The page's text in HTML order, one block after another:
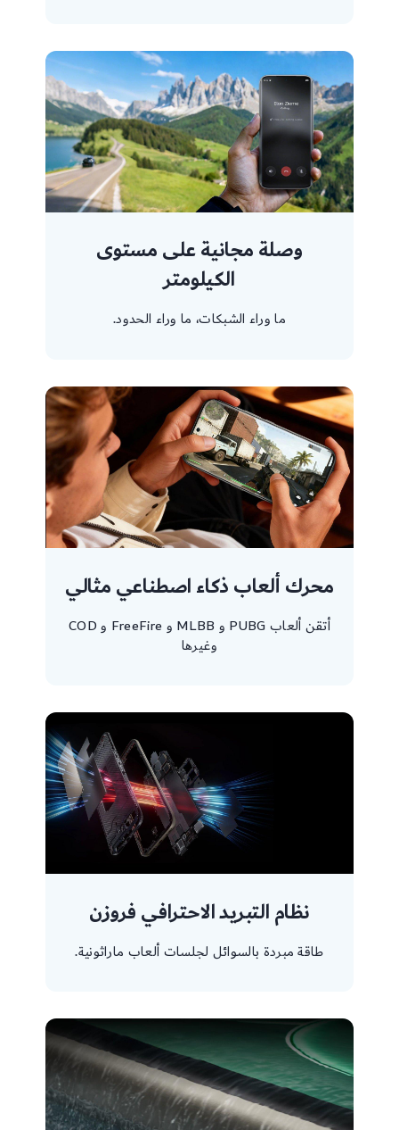
وصلة مجانية على مستوى
الكيلومتر
ما وراء الشبكات، ما وراء الحدود.
محرك ألعاب ذكاء اصطناعي مثالي
أتقن ألعاب PUBG و MLBB و FreeFire و COD
وغيرها
نظام التبريد الاحترافي فروزن
طاقة مبردة بالسوائل لجلسات ألعاب ماراثونية.